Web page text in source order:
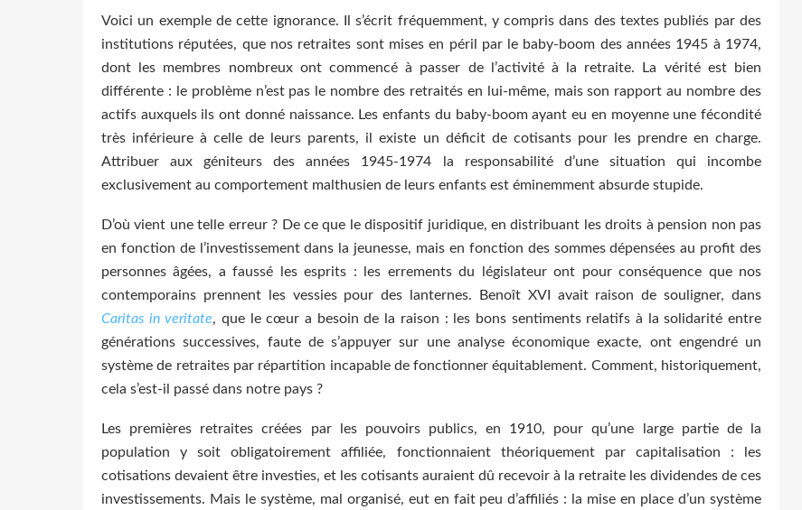
Voici un exemple de cette ignorance. Il s’écrit fréquemment, y compris dans des textes publiés par des
institutions réputées, que nos retraites sont mises en péril par le baby-boom des années 1945 à 1974,
dont les membres nombreux ont commencé à passer de l’activité à la retraite. La vérité est bien
différente : le problème n’est pas le nombre des retraités en lui-même, mais son rapport au nombre des
actifs auxquels ils ont donné naissance. Les enfants du baby-boom ayant eu en moyenne une fécondité
très inférieure à celle de leurs parents, il existe un déficit de cotisants pour les prendre en charge.
Attribuer aux géniteurs des années 1945-1974 la responsabilité d’une situation qui incombe
exclusivement au comportement malthusien de leurs enfants est éminemment absurde stupide.
D’où vient une telle erreur ? De ce que le dispositif juridique, en distribuant les droits à pension non pas
en fonction de l’investissement dans la jeunesse, mais en fonction des sommes dépensées au profit des
personnes âgées, a faussé les esprits : les errements du législateur ont pour conséquence que nos
contemporains prennent les vessies pour des lanternes. Benoît XVI avait raison de souligner, dans
Caritas in veritate, que le cœur a besoin de la raison : les bons sentiments relatifs à la solidarité entre
générations successives, faute de s’appuyer sur une analyse économique exacte, ont engendré un
système de retraites par répartition incapable de fonctionner équitablement. Comment, historiquement,
cela s’est-il passé dans notre pays ?
Les premières retraites créées par les pouvoirs publics, en 1910, pour qu’une large partie de la
population y soit obligatoirement affiliée, fonctionnaient théoriquement par capitalisation : les
cotisations devaient être investies, et les cotisants auraient dû recevoir à la retraite les dividendes de ces
investissements. Mais le système, mal organisé, eut en fait peu d’affiliés : la mise en place d’un système